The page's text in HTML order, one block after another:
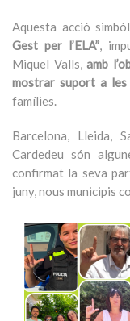
Aquesta acció
Gest per l’ELA”,
Miquel Valls, amb
mostrar suport a les
famílies.
Barcelona, Lleida,
Cardedeu són
confirmat la seva
juny, nous municipis